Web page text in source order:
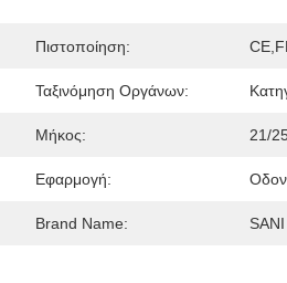
Πιστοποίηση:
Ταξινόμηση Οργάνων:
Μήκος: 21/
Εφαρμογή:
Brand Name: SANI